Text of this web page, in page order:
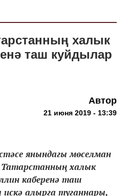
халык
таш куйдылар
Автор
21 июня 2019 - 13:39
янындагы мөселман
халык
каберенә таш
алырга туганнары,